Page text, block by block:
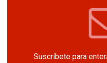
Suscríbete para